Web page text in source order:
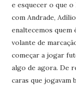
e esquecer o que
com Andrade,
enaltecemos quem
volante de
começar a jogar
algo de agora. De
caras que jogavam